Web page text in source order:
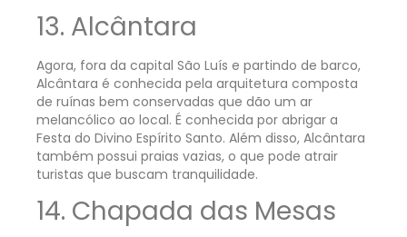
13. Alcântara
Agora, fora da capital São Luís e partindo de barco,
Alcântara é conhecida pela arquitetura composta
de ruínas bem conservadas que dão um ar
melancólico ao local. É conhecida por abrigar a
Festa do Divino Espírito Santo. Além disso, Alcântara
também possui praias vazias, o que pode atrair
turistas que buscam tranquilidade.
14. Chapada das Mesas